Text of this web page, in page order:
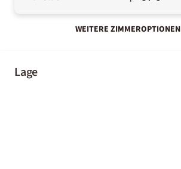
WEITERE ZIMMEROPTIONEN
Lage